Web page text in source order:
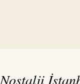
Nostalji